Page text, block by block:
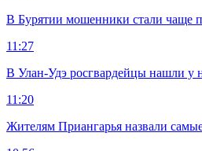
В Бурятии мошенники стали чаще
11:27
В Улан-Удэ росгвардейцы нашли у
11:20
Жителям Приангарья назвали